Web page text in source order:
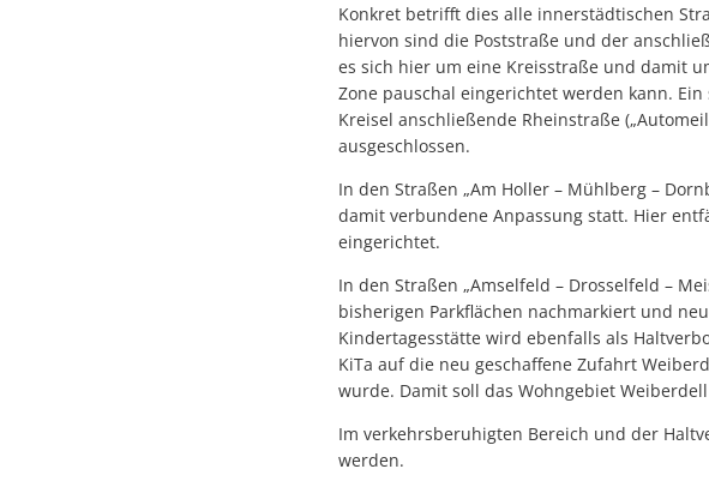
Konkret betrifft dies alle innerstädtischen
hiervon sind die Poststraße und der
es sich hier um eine Kreisstraße und damit
Zone pauschal eingerichtet werden kann.
Kreisel anschließende Rheinstraße
ausgeschlossen.
In den Straßen „Am Holler – Mühlberg –
damit verbundene Anpassung statt. Hier
eingerichtet.
In den Straßen „Amselfeld – Drosselfeld –
bisherigen Parkflächen nachmarkiert und
Kindertagesstätte wird ebenfalls als
KiTa auf die neu geschaffene Zufahrt
wurde. Damit soll das Wohngebiet
Im verkehrsberuhigten Bereich und der
werden.